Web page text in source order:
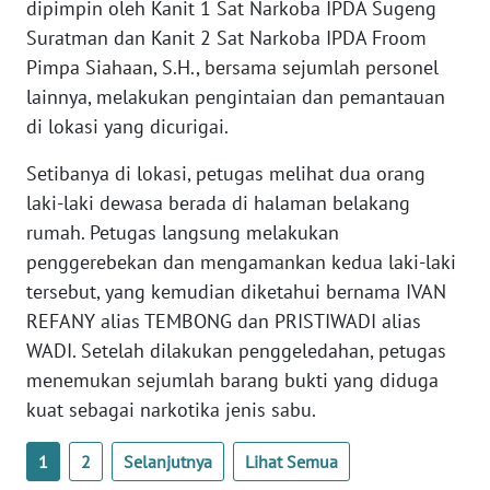
dipimpin oleh Kanit 1 Sat Narkoba IPDA Sugeng
Suratman dan Kanit 2 Sat Narkoba IPDA Froom
Pimpa Siahaan, S.H., bersama sejumlah personel
lainnya, melakukan pengintaian dan pemantauan
di lokasi yang dicurigai.
Setibanya di lokasi, petugas melihat dua orang
laki-laki dewasa berada di halaman belakang
rumah. Petugas langsung melakukan
penggerebekan dan mengamankan kedua laki-laki
tersebut, yang kemudian diketahui bernama IVAN
REFANY alias TEMBONG dan PRISTIWADI alias
WADI. Setelah dilakukan penggeledahan, petugas
menemukan sejumlah barang bukti yang diduga
kuat sebagai narkotika jenis sabu.
1 2 Selanjutnya Lihat Semua
WN
MALUKU
WN
WN
DAIRI
WN
TOBA
WN
NIAS
WN